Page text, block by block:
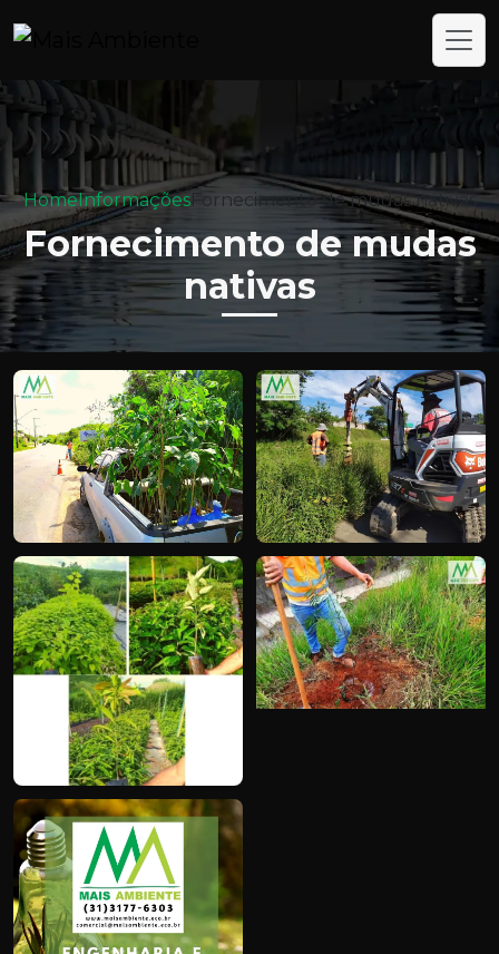
HomeInformaçõesFornecimento de mudas nativas
Fornecimento de mudas
nativas